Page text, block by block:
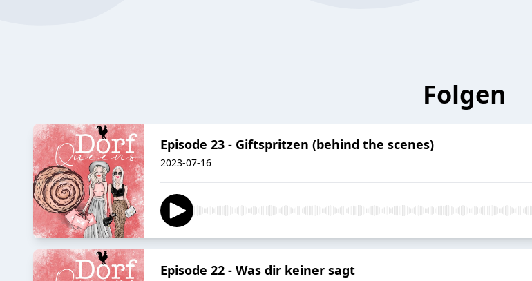
Folgen
Episode 23 - Giftspritzen (behind the scenes)
2023-07-16
Episode 22 - Was dir keiner sagt